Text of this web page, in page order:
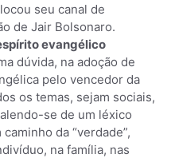
seu canal de
de Jair Bolsonaro.
evangélico
dúvida, na adoção de
pelo vencedor da
os temas, sejam sociais,
se de um léxico
da “verdade”,
na família, nas